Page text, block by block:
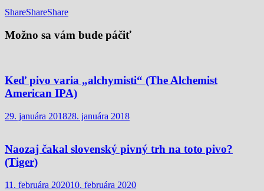
ShareShareShare
Možno sa vám bude páčiť
Keď pivo varia „alchymisti“ (The Alchemist
American IPA)
29. januára 201828. januára 2018
Naozaj čakal slovenský pivný trh na toto pivo?
(Tiger)
11. februára 202010. februára 2020